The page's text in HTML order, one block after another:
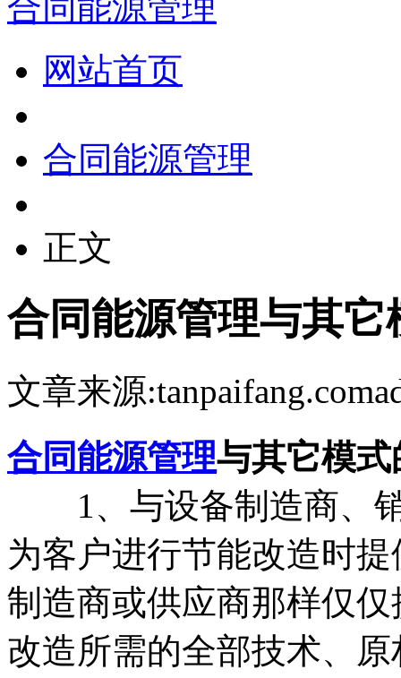
网站首页
合同能源管理
正文
合同能源管理与其它
文章来源:tanpaifang.com
合同能源管理与其它模式
1、 与设备制造商、
为客户进行节能改造时
制造商或供应商那样仅
改造所需的全部技术、